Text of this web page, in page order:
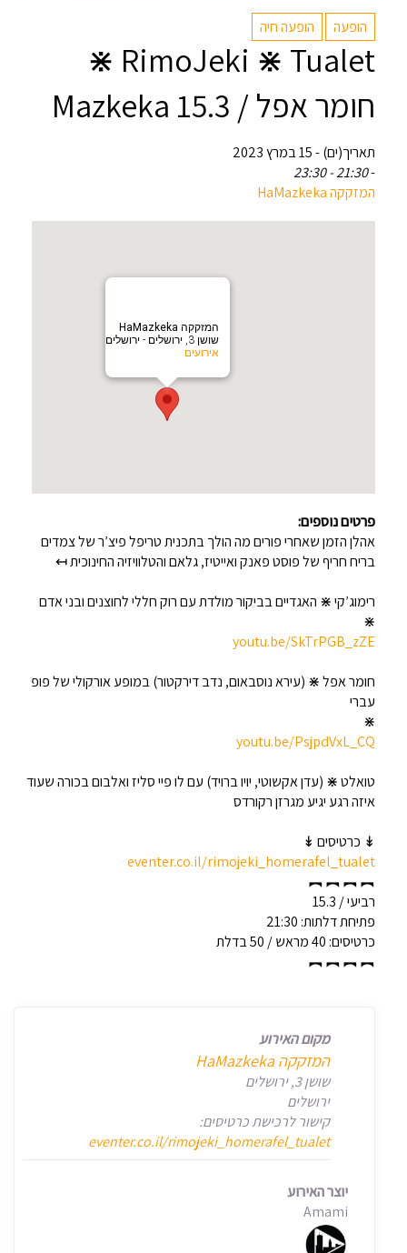
הופעה הופעה חיה
RimoJeki ⋇ Tualet ⋇
חומר אפל / Mazkeka 15.3
תאריך(ים) - 15 במרץ 2023
-
21:30 - 23:30
המזקקה HaMazkeka
המזקקה HaMazkeka
שושן 3, ירושלים - ירושלים
אירועים
פרטים נוספים:
אהלן הזמן שאחרי פורים מה הולך בתכנית טריפל פיצ’ר של צמדים
בריח חריף של פוסט פאנק ואייטיז, גלאם והטלוויזיה החינוכית ↤
רימוג’קי ⋇ האגדיים בביקור מולדת עם רוק חללי לחוצנים ובני אדם
⋇
youtu.be/SkTrPGB_zZE
חומר אפל ⋇ (עירא נוסבאום, נדב דירקטור) במופע אורקולי של פופ
עברי
⋇
youtu.be/PsjpdVxL_CQ
טואלט ⋇ (עדן אקשוטי, יויו ברויד) עם לו פיי סליז ואלבום בכורה שעוד
איזה רגע יגיע מגרזן רקורדס
↡ כרטיסים ↡
eventer.co.il/rimojeki_homerafel_tualet
︻ ︻ ︻ ︻
רביעי / 15.3
פתיחת דלתות: 21:30
כרטיסים: 40 מראש / 50 בדלת
︻ ︻ ︻ ︻
מקום האירוע
המזקקה HaMazkeka
שושן 3, ירושלים
ירושלים
קישור לרכישת כרטיסים:
eventer.co.il/rimojeki_homerafel_tualet
יוצר האירוע
Amami